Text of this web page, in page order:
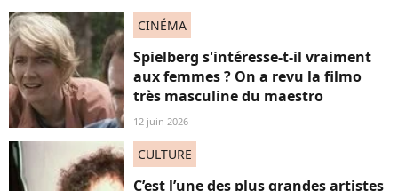
CINÉMA
Spielberg s'intéresse-t-il vraiment
aux femmes ? On a revu la filmo
très masculine du maestro
12 juin 2026
CULTURE
C’est l’une des plus grandes artistes